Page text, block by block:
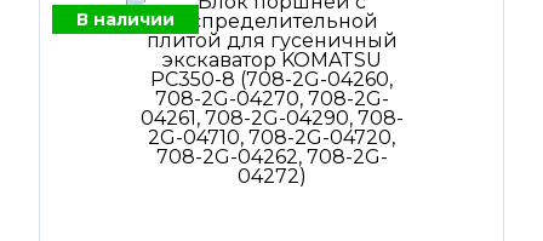
В наличии